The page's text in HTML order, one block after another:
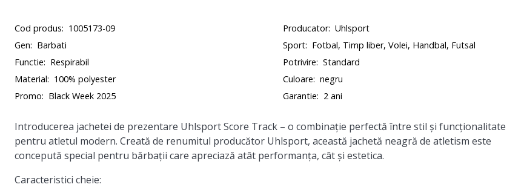
Cod produs: 1005173-09 Producator: Uhlsport
Gen: Barbati Sport: Fotbal, Timp liber, Volei, Handbal, Futsal
Functie: Respirabil Potrivire: Standard
Material: 100% polyester Culoare: negru
Promo: Black Week 2025 Garantie: 2 ani
Introducerea jachetei de prezentare Uhlsport Score Track – o combinație perfectă între stil și funcționalitate
pentru atletul modern. Creată de renumitul producător Uhlsport, această jachetă neagră de atletism este
concepută special pentru bărbații care apreciază atât performanța, cât și estetica.
Caracteristici cheie: